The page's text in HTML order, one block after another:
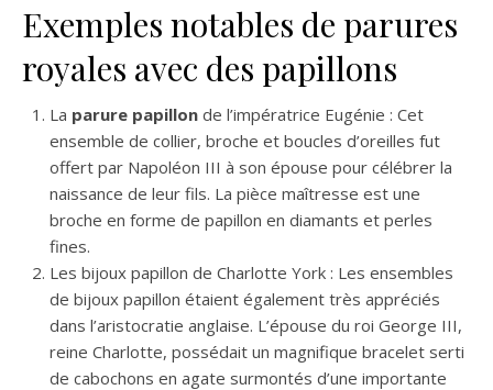
Exemples notables de parures
royales avec des papillons
La parure papillon de l’impératrice Eugénie : Cet
ensemble de collier, broche et boucles d’oreilles fut
offert par Napoléon III à son épouse pour célébrer la
naissance de leur fils. La pièce maîtresse est une
broche en forme de papillon en diamants et perles
fines.
Les bijoux papillon de Charlotte York : Les ensembles
de bijoux papillon étaient également très appréciés
dans l’aristocratie anglaise. L’épouse du roi George III,
reine Charlotte, possédait un magnifique bracelet serti
de cabochons en agate surmontés d’une importante